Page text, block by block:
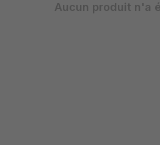
Aucun produit n'a